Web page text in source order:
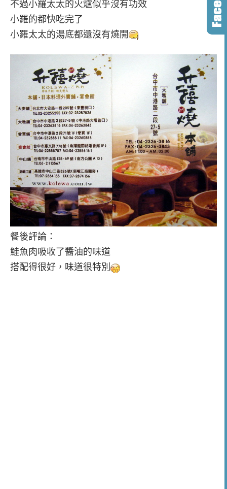
不過小羅太太的火爐似乎沒有功效
小羅的都快吃完了
小羅太太的湯底都還沒有燒開
餐後評論：
鮭魚肉吸收了醬油的味道
搭配得很好，味道很特別